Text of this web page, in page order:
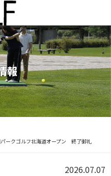
報
ークゴルフ北海道オープン 終了御礼
2026.07.07